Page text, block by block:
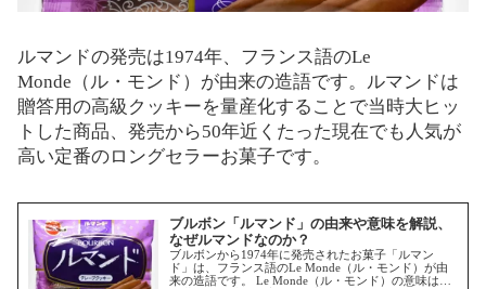
ルマンドの発売は1974年、フランス語のLe
Monde（ル・モンド）が由来の造語です。ルマンドは
贈答用の高級クッキーを量産化することで当時大ヒッ
トした商品、発売から50年近くたった現在でも人気が
高い定番のロングセラーお菓子です。
ブルボン「ルマンド」の由来や意味を解説、
なぜルマンドなのか？
ブルボンから1974年に発売されたお菓子「ルマン
ド」は、フランス語のLe Monde（ル・モンド）が由
来の造語です。 Le Monde（ル・モンド）の意味は